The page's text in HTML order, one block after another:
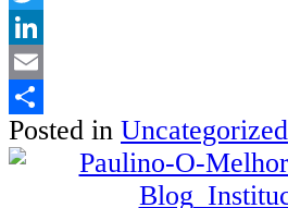
Twitter
LinkedIn
Email
Share
Posted in Uncategorized